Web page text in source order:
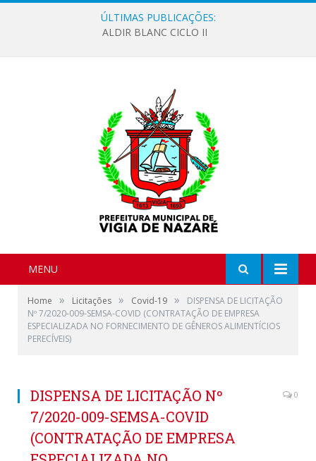
ÚLTIMAS PUBLICAÇÕES:
ALDIR BLANC CICLO II
MENU
Home » Licitações » Covid-19 »
DISPENSA DE LICITAÇÃO
Nº 7/2020-009-SEMSA-COVID (CONTRATAÇÃO DE EMPRESA
ESPECIALIZADA NO FORNECIMENTO DE GÊNEROS ALIMENTÍCIOS
PERECÍVEIS)
DISPENSA DE LICITAÇÃO Nº
7/2020-009-SEMSA-COVID
(CONTRATAÇÃO DE EMPRESA
0